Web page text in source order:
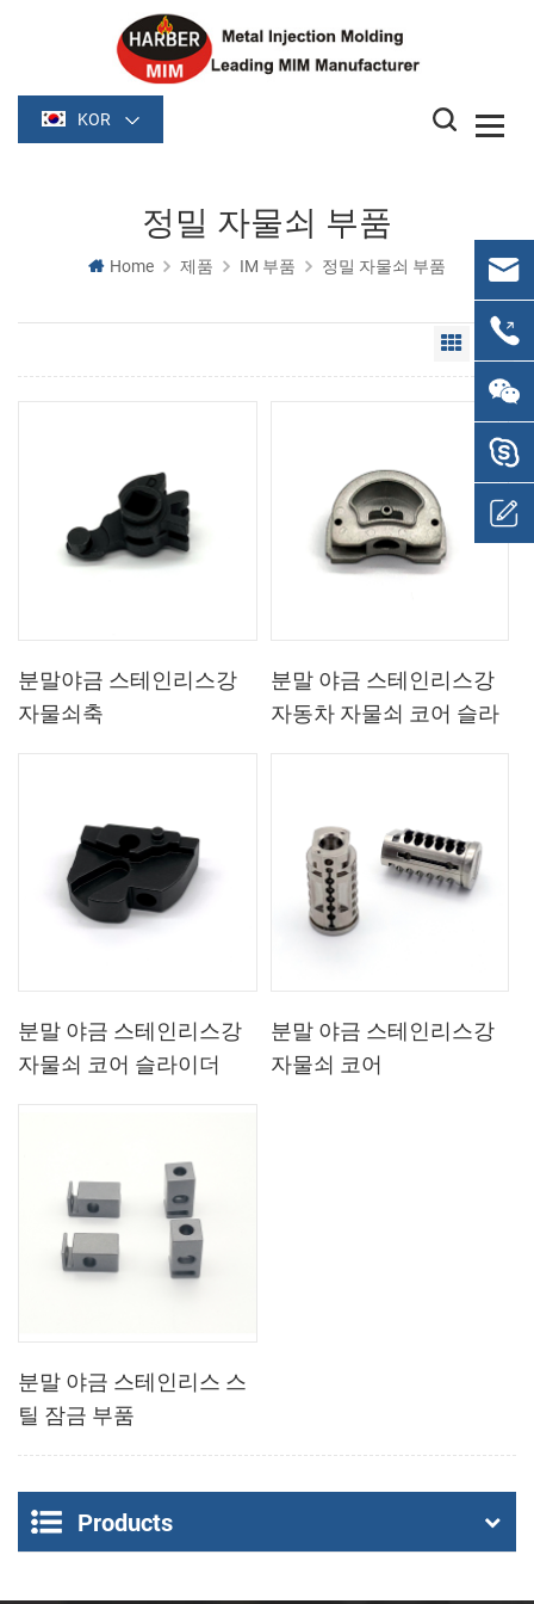
KOR
정밀 자물쇠 부품
Home 제품 IM 부품 정밀 자물쇠 부품
Grid
분말야금 스테인리스강
자물쇠축
분말 야금 스테인리스강
자동차 자물쇠 코어 슬라
분말 야금 스테인리스강
자물쇠 코어 슬라이더
분말 야금 스테인리스강
자물쇠 코어
분말 야금 스테인리스 스
틸 잠금 부품
Products